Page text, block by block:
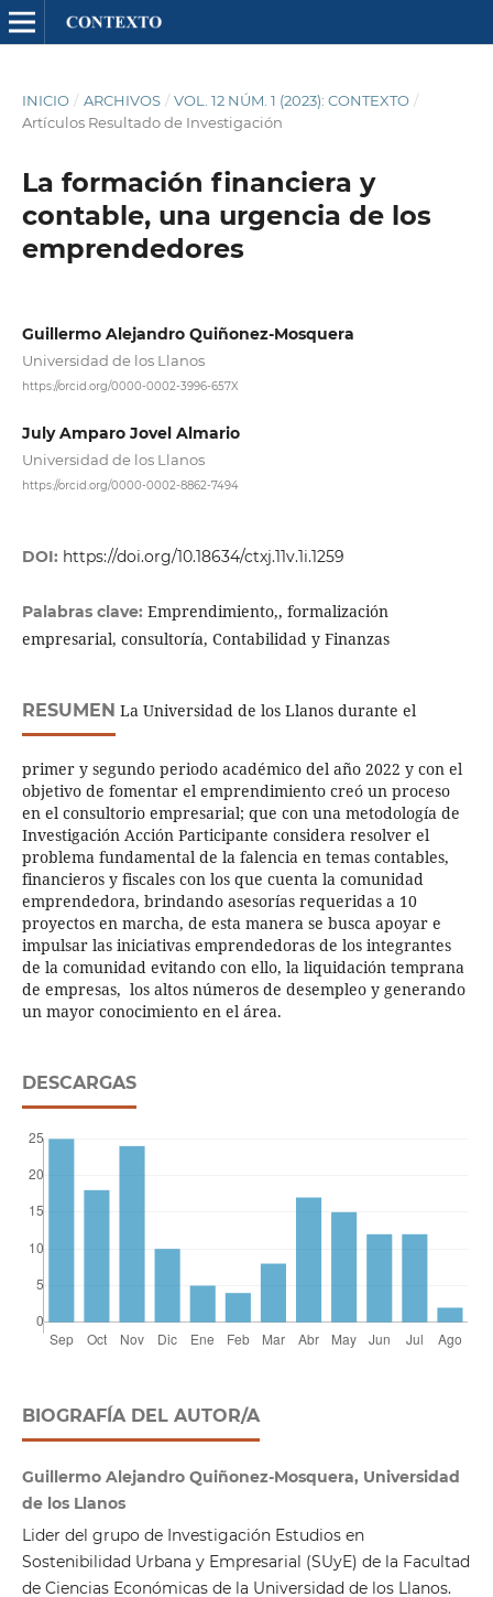
INICIO / ARCHIVOS / VOL. 12 NÚM. 1 (2023): CONTEXTO /
Artículos Resultado de Investigación
La formación financiera y
contable, una urgencia de los
emprendedores
Guillermo Alejandro Quiñonez-Mosquera
Universidad de los Llanos
https://orcid.org/0000-0002-3996-657X
July Amparo Jovel Almario
Universidad de los Llanos
https://orcid.org/0000-0002-8862-7494
DOI: https://doi.org/10.18634/ctxj.11v.1i.1259
Palabras clave: Emprendimiento,, formalización
empresarial, consultoría, Contabilidad y Finanzas
RESUMEN La Universidad de los Llanos durante el
primer y segundo periodo académico del año 2022 y con el
objetivo de fomentar el emprendimiento creó un proceso
en el consultorio empresarial; que con una metodología de
Investigación Acción Participante considera resolver el
problema fundamental de la falencia en temas contables,
financieros y fiscales con los que cuenta la comunidad
emprendedora, brindando asesorías requeridas a 10
proyectos en marcha, de esta manera se busca apoyar e
impulsar las iniciativas emprendedoras de los integrantes
de la comunidad evitando con ello, la liquidación temprana
de empresas, los altos números de desempleo y generando
un mayor conocimiento en el área.
DESCARGAS
BIOGRAFÍA DEL AUTOR/A
Guillermo Alejandro Quiñonez-Mosquera, Universidad
de los Llanos
Lider del grupo de Investigación Estudios en
Sostenibilidad Urbana y Empresarial (SUyE) de la Facultad
de Ciencias Económicas de la Universidad de los Llanos.